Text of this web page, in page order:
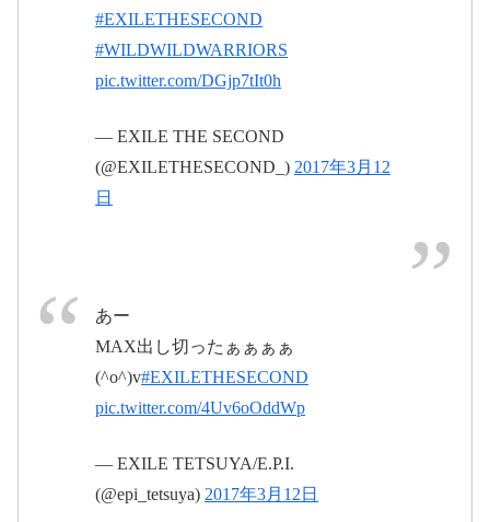
WILD WILD WARRIORS モバイルブース |
WARRIORS』
m.ex-m.jp
pic.twitter.com/7nLbb1DcPw
#WWW神戸 pic.twitter.com/5Vi4LAeKt8
#WWW0310神戸
2017年3月10日
2017年3月12日
2017年3月12日
pic.twitter.com/B51ucEm7mB
11日
2017年3月10日
日
#EXILETHESECOND
#WILDWILDWARRIORS
pic.twitter.com/DGjp7tIt0h
— EXILE THE SECOND
(@EXILETHESECOND_) 2017年3月12
日
あー
MAX出し切ったぁぁぁぁ
(^o^)v#EXILETHESECOND
pic.twitter.com/4Uv6oOddWp
— EXILE TETSUYA/E.P.I.
(@epi_tetsuya) 2017年3月12日